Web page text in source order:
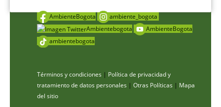
AmbienteBogota
ambiente_bogota
Ambientebogota
AmbienteBogota
ambientebogota
Términos y condiciones | Política de privacidad y
tratamiento de datos personales | Otras Políticas | Mapa
del sitio